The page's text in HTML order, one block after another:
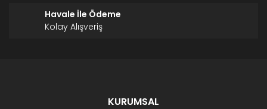
Havale İle Ödeme
Kolay Alışveriş
KURUMSAL